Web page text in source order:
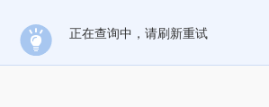
正在查询中，请刷新重试